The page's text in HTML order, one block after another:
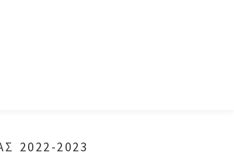
2022-2023